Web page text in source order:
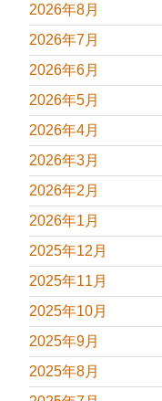
2026年8月
2026年7月
2026年6月
2026年5月
2026年4月
2026年3月
2026年2月
2026年1月
2025年12月
2025年11月
2025年10月
2025年9月
2025年8月